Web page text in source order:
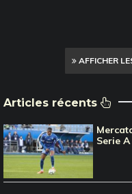
AFFICHER
Articles récents
Serie A